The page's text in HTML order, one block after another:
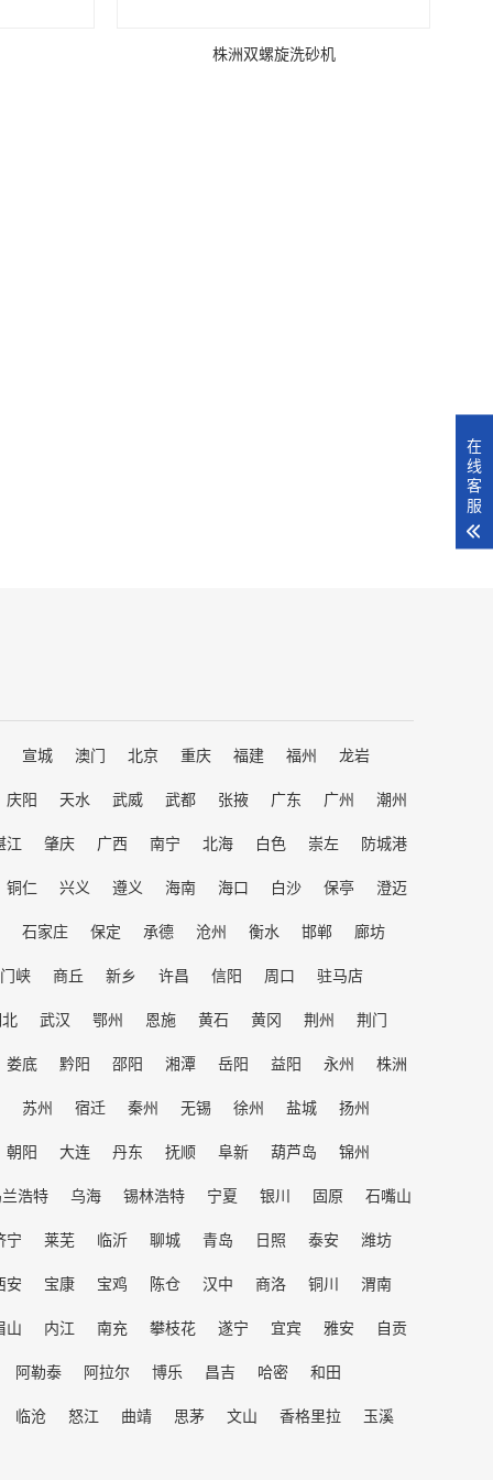
株洲双螺旋洗砂机
宣城 澳门 北京 重庆 福建 福州
龙岩
庆阳
天水 武威 武都 张掖 广东 广州
潮州
江
肇庆 广西 南宁 北海 白色 崇左
防城港
铜仁
兴义 遵义 海南 海口 白沙 保亭
澄迈
石家庄
保定 承德 沧州 衡水 邯郸
廊坊
峡
商丘 新乡 许昌 信阳 周口
驻马店
武汉 鄂州 恩施 黄石 黄冈 荆州
荆门
娄底
黔阳 邵阳 湘潭 岳阳 益阳 永州
株洲
苏州
宿迁 秦州 无锡 徐州 盐城
扬州
朝阳
大连 丹东 抚顺 阜新 葫芦岛
锦州
浩特
乌海 锡林浩特 宁夏 银川 固原
石嘴山
宁
莱芜 临沂 聊城 青岛 日照 泰安
潍坊
安
宝康 宝鸡 陈仓 汉中 商洛 铜川
渭南
山
内江 南充 攀枝花 遂宁 宜宾 雅安
自贡
阿勒泰
阿拉尔 博乐 昌吉 哈密
和田
临沧
怒江 曲靖 思茅 文山 香格里拉 玉溪
在
线
客
服